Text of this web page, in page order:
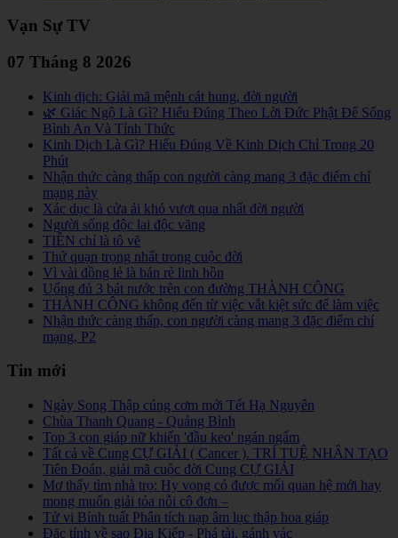
Vạn Sự TV
07 Tháng 8 2026
Kinh dịch: Giải mã mệnh cát hung, đời người
🌿 Giác Ngộ Là Gì? Hiểu Đúng Theo Lời Đức Phật Để Sống
Bình An Và Tỉnh Thức
Kinh Dịch Là Gì? Hiểu Đúng Về Kinh Dịch Chỉ Trong 20
Phút
Nhận thức càng thấp con người càng mang 3 đặc điểm chí
mạng này
Xác dục là cửa ải khó vượt qua nhất đời người
Người sống độc lai độc vãng
TIỀN chỉ là tô vẽ
Thứ quạn trọng nhất trong cuộc đời
Vì vài đồng lẻ là bán rẻ linh hồn
Uống đủ 3 bát nước trên con đường THÀNH CÔNG
THÀNH CÔNG không đến từ việc vắt kiệt sức để làm việc
Nhận thức càng thấp, con người càng mang 3 đặc điểm chí
mạng, P2
Tin mới
Ngày Song Thập cúng cơm mới Tết Hạ Nguyên
Chùa Thanh Quang - Quảng Bình
Top 3 con giáp nữ khiến 'đầu keo' ngán ngẩm
Tất cả về Cung CỰ GIẢI ( Cancer ). TRÍ TUỆ NHÂN TẠO
Tiên Đoán, giải mã cuộc đời Cung CỰ GIẢI
Mơ thấy tìm nhà trọ: Hy vọng có được mối quan hệ mới hay
mong muốn giải tỏa nỗi cô đơn –
Tử vi Bính tuất Phân tích nạp âm lục thập hoa giáp
Đặc tính về sao Địa Kiếp - Phá tài, gánh vác